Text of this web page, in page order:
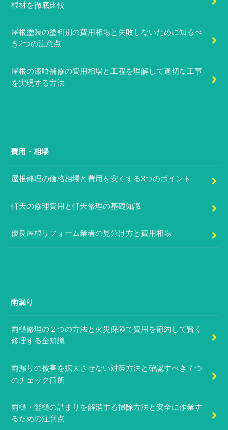
根材を徹底比較
屋根塗装の塗料別の費用相場と失敗しないために知るべ
き2つの注意点
屋根の漆喰補修の費用相場と工程を理解して適切な工事
を実現する方法
費用・相場
屋根修理の価格相場と費用を安くする3つのポイント
軒天の修理費用と軒天修理の基礎知識
優良屋根リフォーム業者の見分け方と費用相場
雨漏り
雨樋修理の２つの方法と火災保険で費用を節約して賢く
修理する全知識
雨漏りの被害を拡大させない対策方法と確認すべき７つ
のチェック箇所
雨樋・竪樋の詰まりを解消する掃除方法と安全に作業す
るための注意点